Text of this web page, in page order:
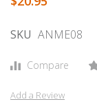
of
images
SKU ANME08
Compare
Add a Review